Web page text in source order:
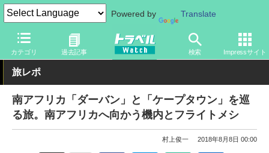
Powered by Translate
カテゴリ 過去記事 検索 Impressサイト
トラベル Watch 地域 海外旅行 中東・アフリカ
旅レポ
南アフリカ「ダーバン」と「ケープタウン」を巡
る旅。南アフリカへ向かう機内とフライトメシ
村上俊一 2018年8月8日 00:00